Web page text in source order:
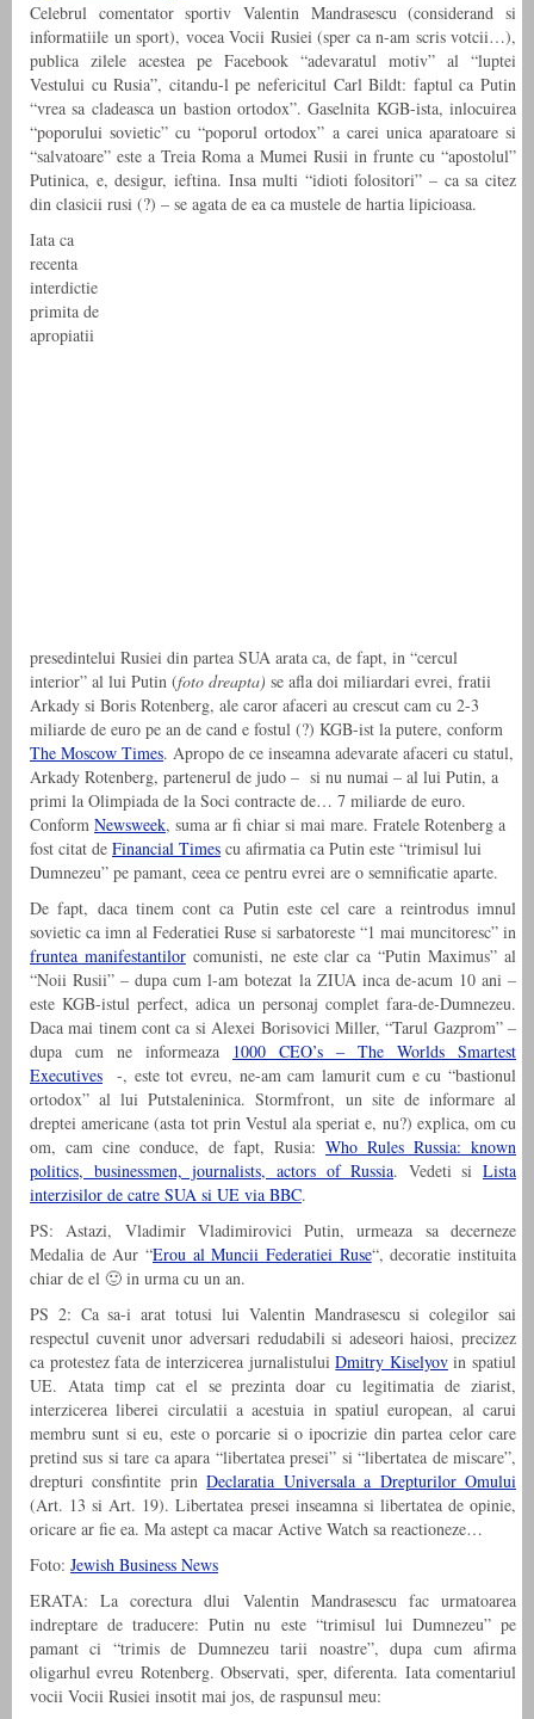
Celebrul comentator sportiv Valentin Mandrasescu (considerand si
informatiile un sport), vocea Vocii Rusiei (sper ca n-am scris votcii…),
publica zilele acestea pe Facebook “adevaratul motiv” al “luptei
Vestului cu Rusia”, citandu-l pe nefericitul Carl Bildt: faptul ca Putin
“vrea sa cladeasca un bastion ortodox”. Gaselnita KGB-ista, inlocuirea
“poporului sovietic” cu “poporul ortodox” a carei unica aparatoare si
“salvatoare” este a Treia Roma a Mumei Rusii in frunte cu “apostolul”
Putinica, e, desigur, ieftina. Insa multi “idioti folositori” – ca sa citez
din clasicii rusi (?) – se agata de ea ca mustele de hartia lipicioasa.
Iata ca
recenta
interdictie
primita de
apropiatii
presedintelui Rusiei din partea SUA arata ca, de fapt, in “cercul
interior” al lui Putin (foto dreapta) se afla doi miliardari evrei, fratii
Arkady si Boris Rotenberg, ale caror afaceri au crescut cam cu 2-3
miliarde de euro pe an de cand e fostul (?) KGB-ist la putere, conform
The Moscow Times. Apropo de ce inseamna adevarate afaceri cu statul,
Arkady Rotenberg, partenerul de judo – si nu numai – al lui Putin, a
primi la Olimpiada de la Soci contracte de… 7 miliarde de euro.
Conform Newsweek, suma ar fi chiar si mai mare. Fratele Rotenberg a
fost citat de Financial Times cu afirmatia ca Putin este “trimisul lui
Dumnezeu” pe pamant, ceea ce pentru evrei are o semnificatie aparte.
De fapt, daca tinem cont ca Putin este cel care a reintrodus imnul
sovietic ca imn al Federatiei Ruse si sarbatoreste “1 mai muncitoresc” in
fruntea manifestantilorcomunisti, ne este clar ca “Putin Maximus” al
“Noii Rusii” – dupa cum l-am botezat la ZIUA inca de-acum 10 ani –
este KGB-istul perfect, adica un personaj complet fara-de-Dumnezeu.
Daca mai tinem cont ca si Alexei Borisovici Miller, “Tarul Gazprom” –
dupa cum ne informeaza 1000 CEO’s – The Worlds Smartest
Executives -, este tot evreu, ne-am cam lamurit cum e cu “bastionul
ortodox” al lui Putstaleninica. Stormfront, un site de informare al
dreptei americane (asta tot prin Vestul ala speriat e, nu?) explica, om cu
om, cam cine conduce, de fapt, Rusia: Who Rules Russia: known
politics, businessmen, journalists, actors of Russia. Vedeti si Lista
interzisilor de catre SUA si UE via BBC.
PS: Astazi, Vladimir Vladimirovici Putin, urmeaza sa decerneze
Medalia de Aur “Erou al Muncii Federatiei Ruse“, decoratie instituita
chiar de el 🙂 in urma cu un an.
PS 2: Ca sa-i arat totusi lui Valentin Mandrasescu si colegilor sai
respectul cuvenit unor adversari redudabili si adeseori haiosi, precizez
ca protestez fata de interzicerea jurnalistuluiDmitry Kiselyovin spatiul
UE. Atata timp cat el se prezinta doar cu legitimatia de ziarist,
interzicerea liberei circulatii a acestuia in spatiul european, al carui
membru sunt si eu, este o porcarie si o ipocrizie din partea celor care
pretind sus si tare ca apara “libertatea presei” si “libertatea de miscare”,
drepturi consfintite prinDeclaratia Universala a Drepturilor Omului
(Art. 13 si Art. 19). Libertatea presei inseamna si libertatea de opinie,
oricare ar fie ea. Ma astept ca macar Active Watch sa reactioneze…
Foto: Jewish Business News
ERATA: La corectura dlui Valentin Mandrasescu fac urmatoarea
indreptare de traducere: Putin nu este “trimisul lui Dumnezeu” pe
pamant ci “trimis de Dumnezeu tarii noastre”, dupa cum afirma
oligarhul evreu Rotenberg. Observati, sper, diferenta. Iata comentariul
vocii Vocii Rusiei insotit mai jos, de raspunsul meu: